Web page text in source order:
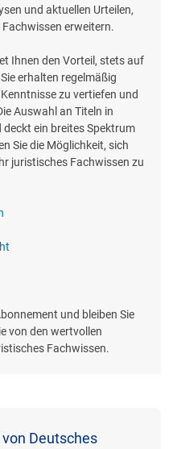
und aktuellen Urteilen,
erweitern.
Ihnen den Vorteil, stets auf
erhalten regelmäßig
zu vertiefen und
Auswahl an Titeln in
ein breites Spektrum
Sie die Möglichkeit, sich
juristisches Fachwissen zu
und bleiben Sie
von den wertvollen
Fachwissen.
Deutsches